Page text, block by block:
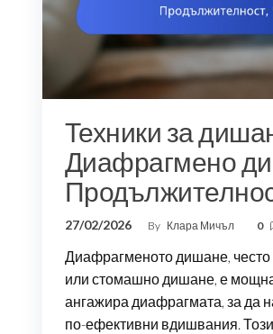
Техники за
Диафрагмено
27/02/2026 By Клара Мичъл 0
Диафрагменото дишане,
или стомашно дишане, е мощна
ангажира диафрагмата, за да
по-ефективни вдишвания.